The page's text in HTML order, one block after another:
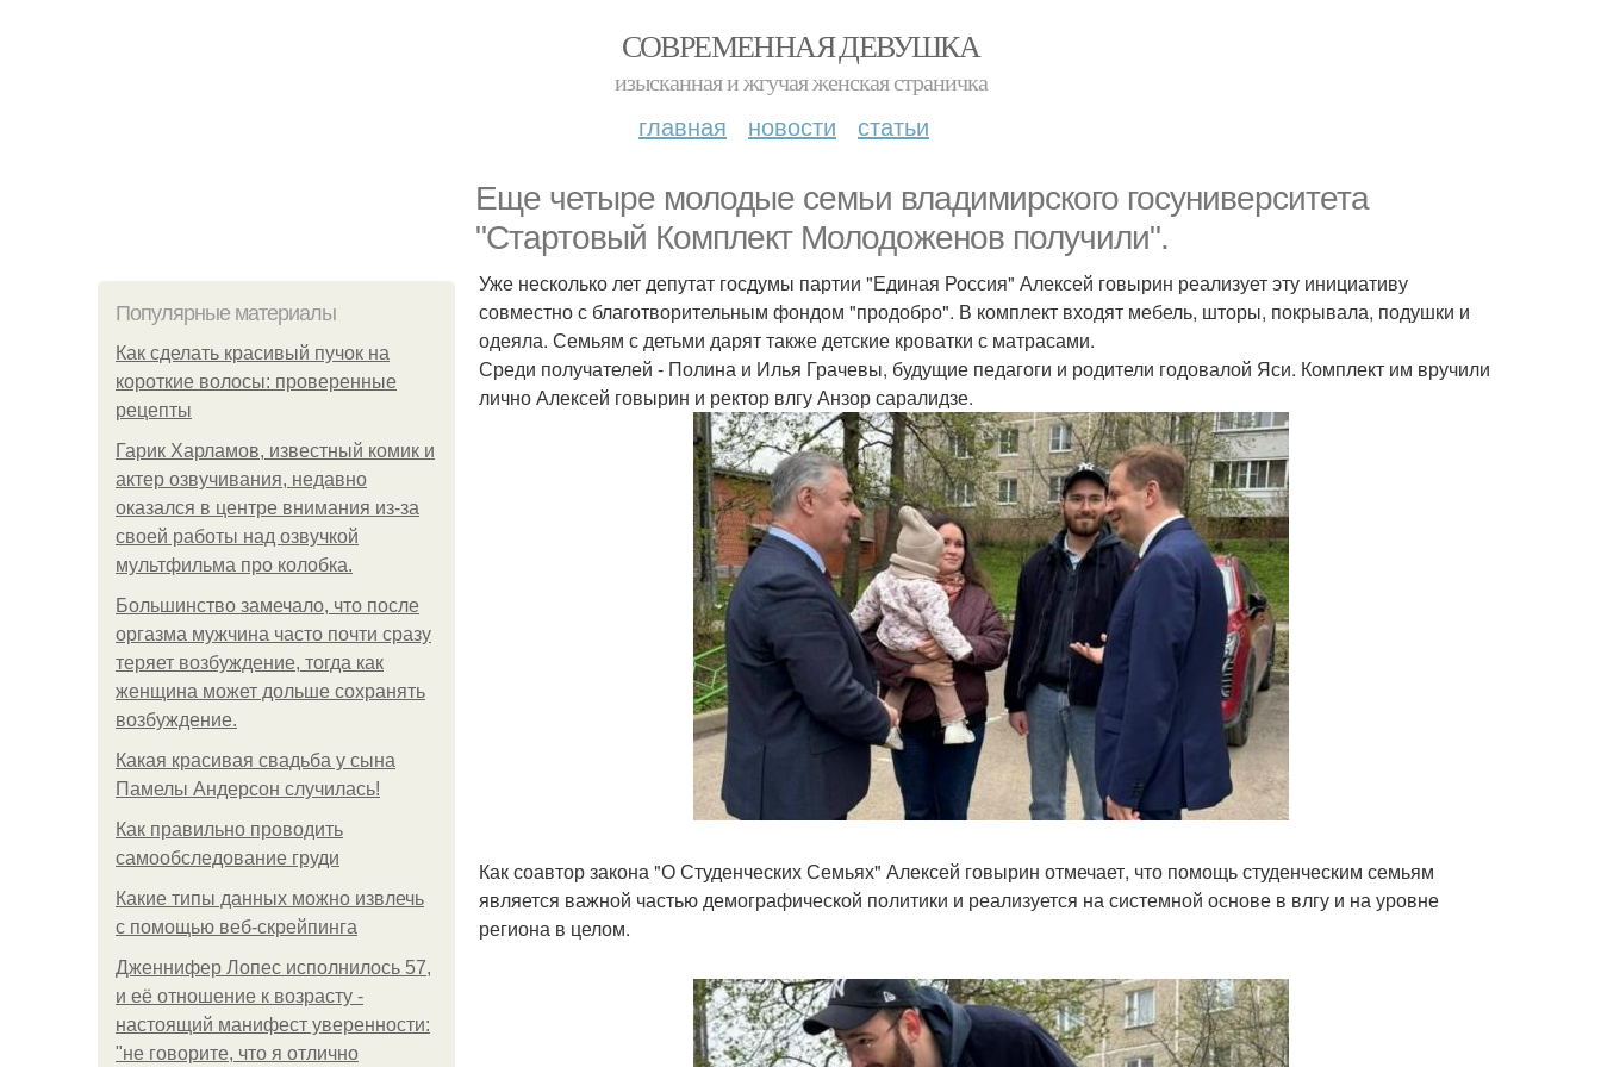
СОВРЕМЕННАЯ ДЕВУШКА
изысканная и жгучая женская страничка
главная новости статьи
Еще четыре молодые семьи владимирского госуниверситета
"Стартовый Комплект Молодоженов получили".
Популярные материалы
Как сделать красивый пучок на
короткие волосы: проверенные
рецепты
Гарик Харламов, известный комик и
актер озвучивания, недавно
оказался в центре внимания из-за
своей работы над озвучкой
мультфильма про колобка.
Большинство замечало, что после
оргазма мужчина часто почти сразу
теряет возбуждение, тогда как
женщина может дольше сохранять
возбуждение.
Какая красивая свадьба у сына
Памелы Андерсон случилась!
Как правильно проводить
самообследование груди
Какие типы данных можно извлечь
с помощью веб-скрейпинга
Дженнифер Лопес исполнилось 57,
и её отношение к возрасту -
настоящий манифест уверенности:
"не говорите, что я отлично
Уже несколько лет депутат госдумы партии "Единая Россия" Алексей говырин реализует эту инициативу
совместно с благотворительным фондом "продобро". В комплект входят мебель, шторы, покрывала, подушки и
одеяла. Семьям с детьми дарят также детские кроватки с матрасами.
Среди получателей - Полина и Илья Грачевы, будущие педагоги и родители годовалой Яси. Комплект им вручили
лично Алексей говырин и ректор влгу Анзор саралидзе.
Как соавтор закона "О Студенческих Семьях" Алексей говырин отмечает, что помощь студенческим семьям
является важной частью демографической политики и реализуется на системной основе в влгу и на уровне
региона в целом.